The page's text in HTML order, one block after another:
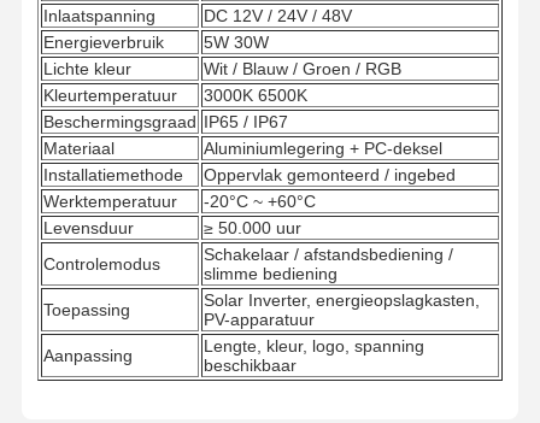
Inlaatspanning
DC 12V / 24V / 48V
Energieverbruik
5W 30W
Lichte kleur
Wit / Blauw / Groen / RGB
Kleurtemperatuur
3000K 6500K
Beschermingsgraad IP65 / IP67
Materiaal
Aluminiumlegering + PC-deksel
Installatiemethode
Oppervlak gemonteerd / ingebed
Werktemperatuur
-20°C ~ +60°C
Levensduur
≥ 50.000 uur
Controlemodus
Schakelaar / afstandsbediening /
slimme bediening
Toepassing
Solar Inverter, energieopslagkasten,
PV-apparatuur
Aanpassing
Lengte, kleur, logo, spanning
beschikbaar